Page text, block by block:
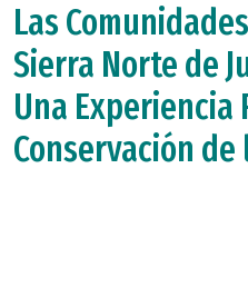
Las
Sierra Norte de
Una Experiencia
Conservación